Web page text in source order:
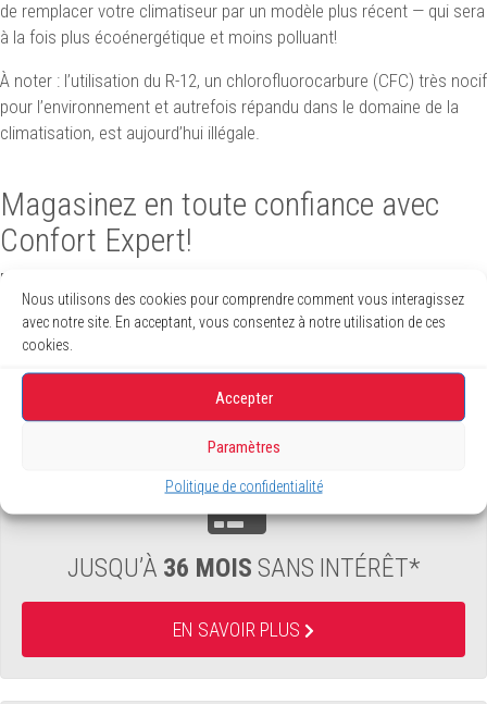
Nous utilisons des cookies pour comprendre comment vous interagissez
avec notre site. En acceptant, vous consentez à notre utilisation de ces
cookies.
Accepter
Paramètres
Politique de confidentialité
JUSQU’À 36 MOIS SANS INTÉRÊT*
EN SAVOIR PLUS
de remplacer votre climatiseur par un modèle plus récent — qui sera
à la fois plus écoénergétique et moins polluant!
À noter : l’utilisation du R-12, un chlorofluorocarbure (CFC) très nocif
pour l’environnement et autrefois répandu dans le domaine de la
climatisation, est aujourd’hui illégale.
Magasinez en toute confiance avec
Confort Expert!
Pour dénicher un
le grand Montréal, consultez nos spécialistes chez Confort Expert.
Ils répondront à toutes vos questions et vous proposeront des
Amana.
pour trouver l’appareil qui convient à vos
besoins!